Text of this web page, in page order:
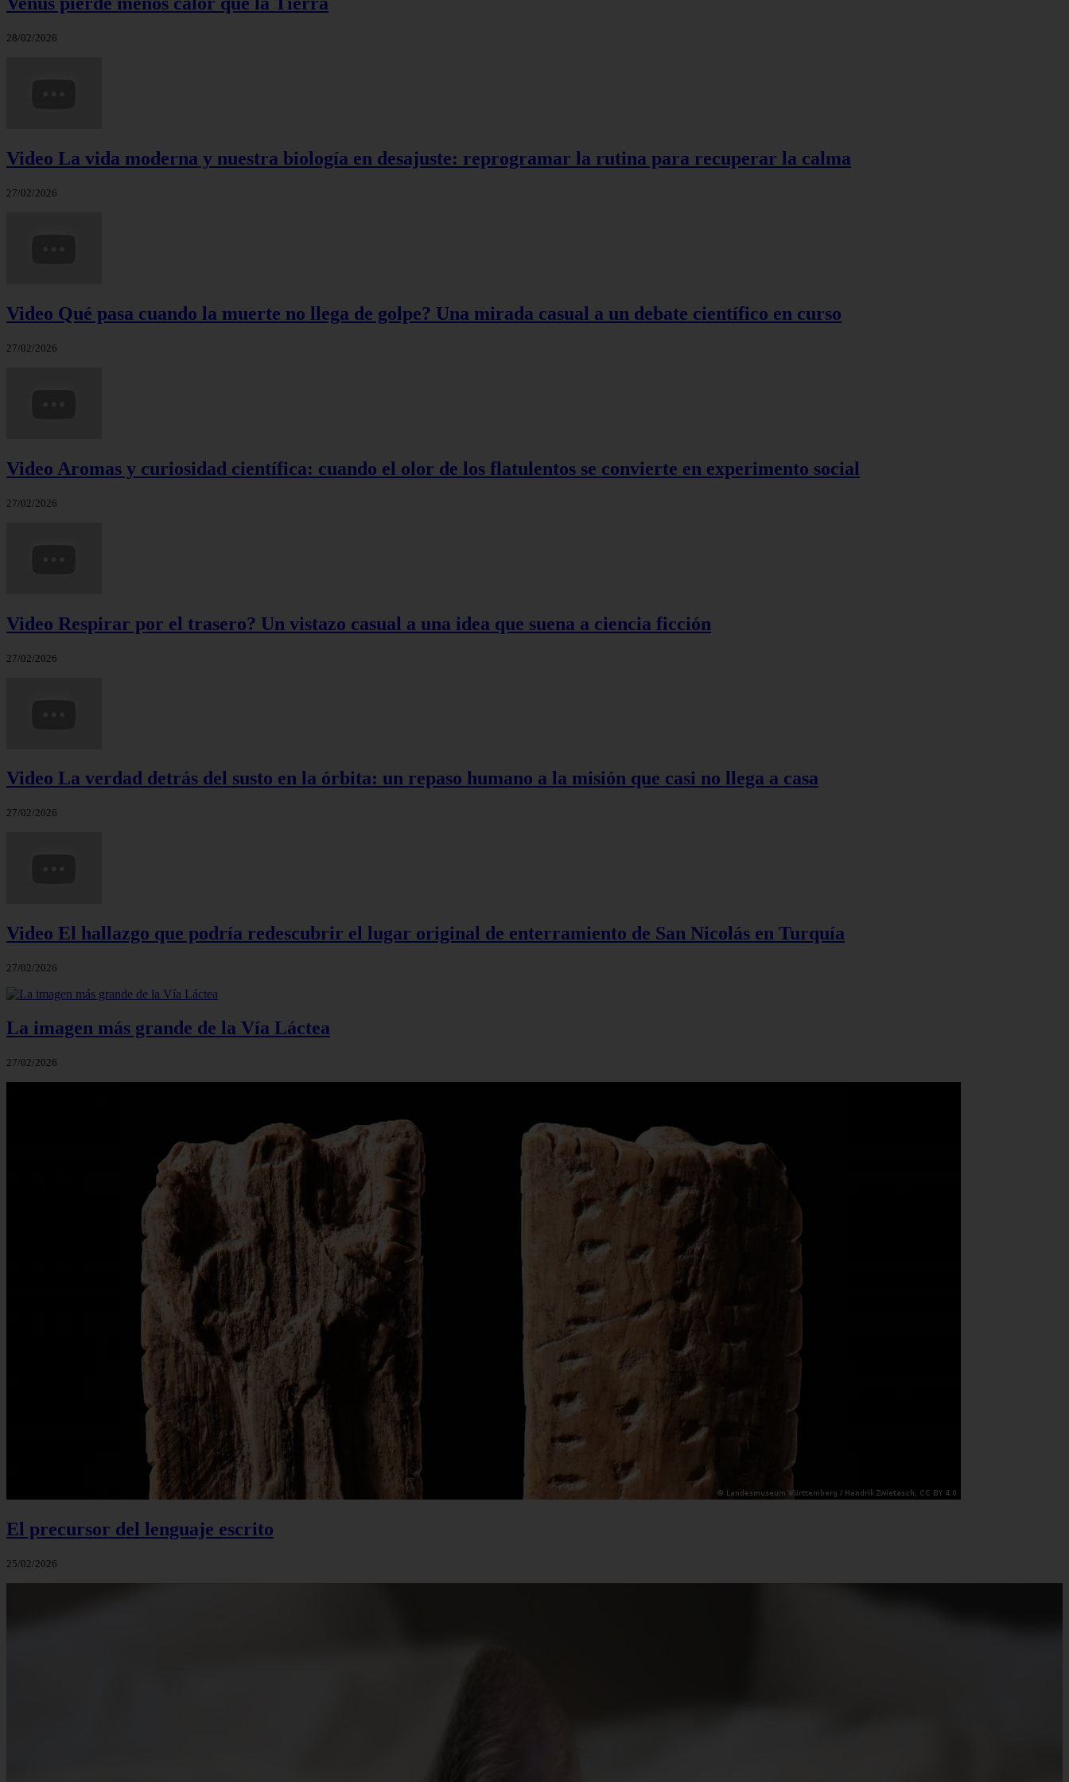
28/02/2026
Video La vida moderna y nuestra biología en desajuste: reprogramar la rutina para recuperar la calma
27/02/2026
Video Qué pasa cuando la muerte no llega de golpe? Una mirada casual a un debate científico en curso
27/02/2026
Video Aromas y curiosidad científica: cuando el olor de los flatulentos se convierte en experimento social
27/02/2026
Video Respirar por el trasero? Un vistazo casual a una idea que suena a ciencia ficción
27/02/2026
Video La verdad detrás del susto en la órbita: un repaso humano a la misión que casi no llega a casa
27/02/2026
Video El hallazgo que podría redescubrir el lugar original de enterramiento de San Nicolás en Turquía
27/02/2026
La imagen más grande de la Vía Láctea
27/02/2026
El precursor del lenguaje escrito
25/02/2026